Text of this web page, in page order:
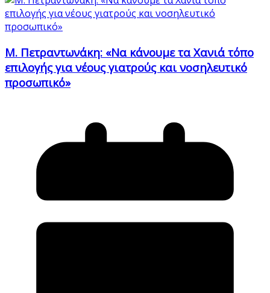
Μ. Πετραντωνάκη: «Να κάνουμε τα Χανιά τόπο
επιλογής για νέους γιατρούς και νοσηλευτικό
προσωπικό»